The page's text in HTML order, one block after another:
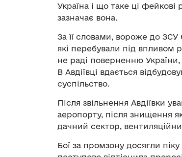
Україна і що таке ці
зазначає вона.
За її словами, вороже до ЗСУ
які перебували під впливом
не раді поверненню
В Авдіївці вдається
суспільство.
Після звільнення Авдіївки
аеропорту, після знищення
дачний сектор,
Бої за промзону досягли піку